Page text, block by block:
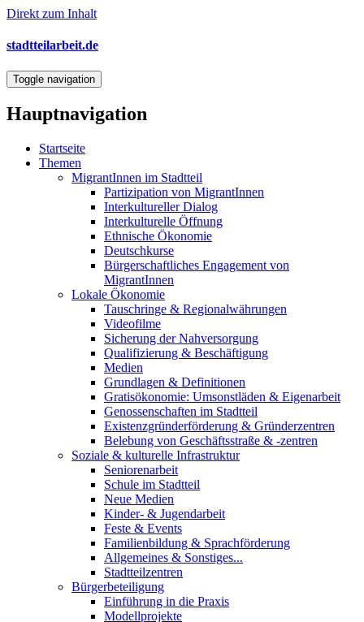
Direkt zum Inhalt
stadtteilarbeit.de
Toggle navigation
Hauptnavigation
Startseite
Themen
MigrantInnen im Stadtteil
Partizipation von MigrantInnen
Interkultureller Dialog
Interkulturelle Öffnung
Ethnische Ökonomie
Deutschkurse
Bürgerschaftliches Engagement von
MigrantInnen
Lokale Ökonomie
Tauschringe & Regionalwährungen
Videofilme
Sicherung der Nahversorgung
Qualifizierung & Beschäftigung
Medien
Grundlagen & Definitionen
Gratisökonomie: Umsonstläden & Eigenarbeit
Genossenschaften im Stadtteil
Existenzgründerförderung & Gründerzentren
Belebung von Geschäftsstraße & -zentren
Soziale & kulturelle Infrastruktur
Seniorenarbeit
Schule im Stadtteil
Neue Medien
Kinder- & Jugendarbeit
Feste & Events
Familienbildung & Sprachförderung
Allgemeines & Sonstiges...
Stadtteilzentren
Bürgerbeteiligung
Einführung in die Praxis
Modellprojekte